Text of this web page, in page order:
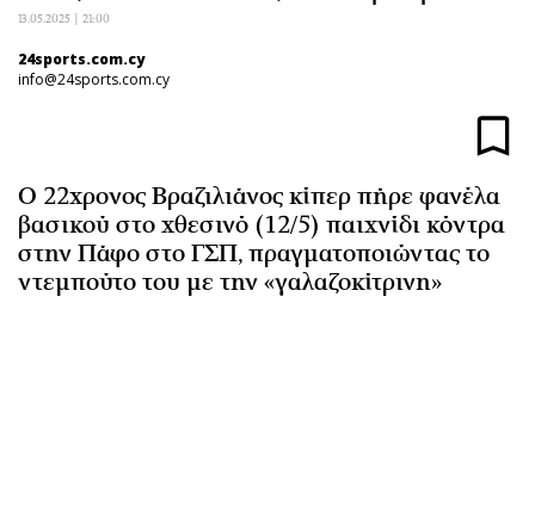
Αθλητισμός
Κύπρος
Ελλάδα
Οικονομική
Οικονομία
Real Estate
Επιχειρήσεις
Αφιερώματα
Πολιτική
Οικονομία
Γενικά
13.05.2025 | 21:00
24sports.com.cy
info@24sports.com.cy
Ο 22χρονος Βραζιλιάνος κίπερ πήρε φανέλα
βασικού στο χθεσινό (12/5) παιχνίδι κόντρα
στην Πάφο στο ΓΣΠ, πραγματοποιώντας το
ντεμπούτο του με την «γαλαζοκίτρινη»